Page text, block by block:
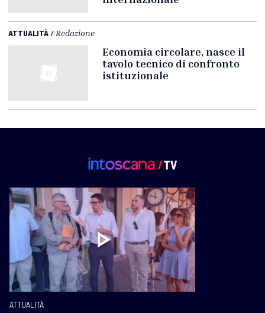
ATTUALITÀ/ Redazione
Economia circolare, nasce il
tavolo tecnico di confronto
istituzionale
ATTUALITÀ